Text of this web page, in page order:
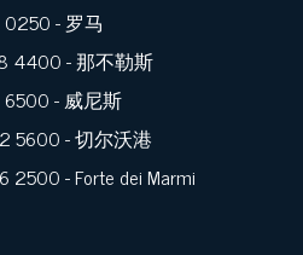
0250- 罗马
4400- 那不勒斯
- 威尼斯
5600- 切尔沃港
2500- Forte dei Marmi